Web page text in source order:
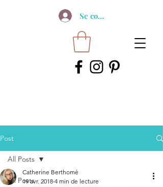
Se connecter
Post
All Posts
All Posts
Catherine Berthomé
19 avr. 2018 4 min de lecture